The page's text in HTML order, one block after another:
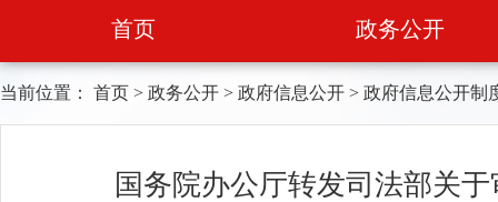
首页 政务公开
当前位置： 首页 > 政务公开 > 政府信息公开 > 政府信息公开制
国务院办公厅转发司法部关